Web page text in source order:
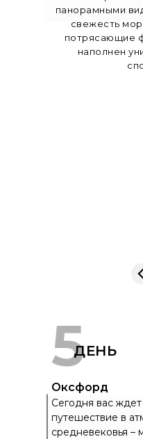
панорамными
свежесть
потрясающие
наполнен
ДЕНЬ
Сегодня вас
путешествие в
средневековья –
5
Оксфорд